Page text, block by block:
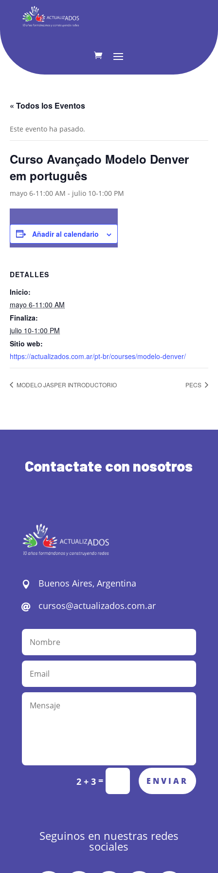
« Todos los Eventos
Este evento ha pasado.
Curso Avançado Modelo Denver
em português
mayo 6-11:00 AM - julio 10-1:00 PM
Añadir al calendario
DETALLES
Inicio:
mayo 6-11:00 AM
Finaliza:
julio 10-1:00 PM
Sitio web:
https://actualizados.com.ar/pt-br/courses/modelo-denver/
MODELO JASPER INTRODUCTORIO PECS
Contactate con nosotros
 Buenos Aires, Argentina
 cursos@actualizados.com.ar
2 + 3 = ENVIAR
Seguinos en nuestras redes
sociales